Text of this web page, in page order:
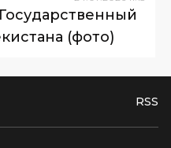
(фото)
RSS